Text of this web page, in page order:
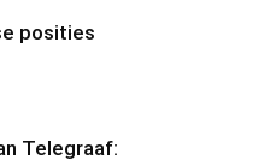
posities
Telegraaf: